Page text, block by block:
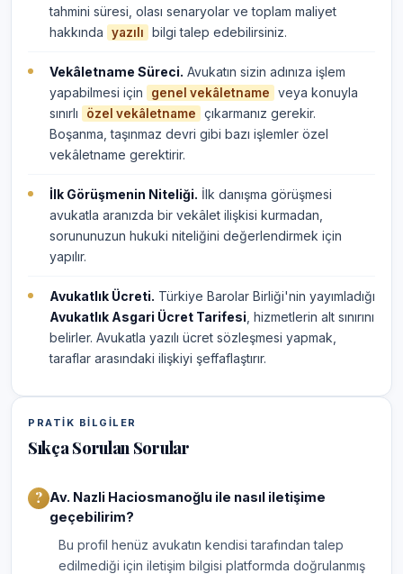
tahmini süresi, olası senaryolar ve toplam maliyet
hakkında
yazılı bilgi talep edebilirsiniz.
Vekâletname Süreci. Avukatın sizin adınıza işlem
yapabilmesi için
genel vekâletname
veya konuyla
sınırlı
özel vekâletname
çıkarmanız gerekir.
Boşanma, taşınmaz devri gibi bazı işlemler özel
vekâletname gerektirir.
İlk Görüşmenin Niteliği. İlk danışma görüşmesi
avukatla aranızda bir vekâlet ilişkisi kurmadan,
sorununuzun hukuki niteliğini değerlendirmek için
yapılır.
Avukatlık Ücreti. Türkiye Barolar Birliği'nin yayımladığı
Avukatlık Asgari Ücret Tarifesi , hizmetlerin alt sınırını
belirler. Avukatla yazılı ücret sözleşmesi yapmak,
taraflar arasındaki ilişkiyi şeffaflaştırır.
PRATIK BILGILER
Sıkça Sorulan Sorular
Av. Nazli Haciosmanoğlu ile nasıl iletişime
geçebilirim?
Bu profil henüz avukatın kendisi tarafından talep
edilmediği için iletişim bilgisi platformda doğrulanmış